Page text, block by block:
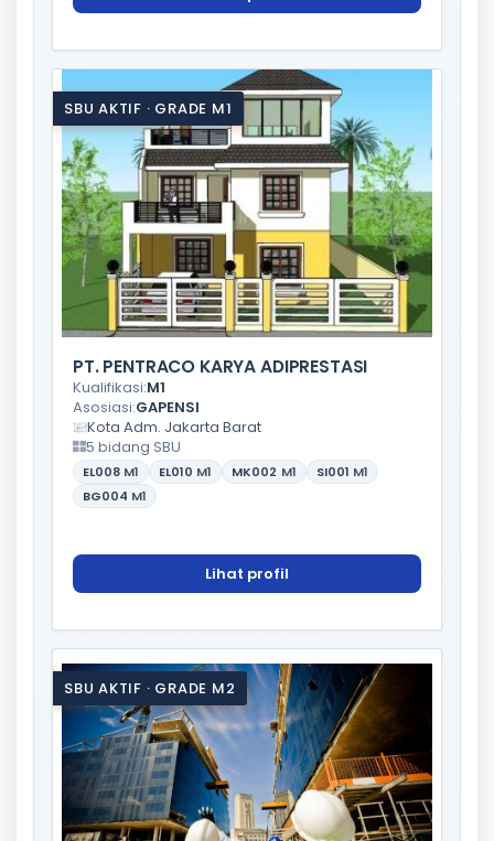
SBU AKTIF · GRADE M1
PT. PENTRACO KARYA ADIPRESTASI
Kualifikasi:M1
Asosiasi:GAPENSI
Kota Adm. Jakarta Barat
5 bidang SBU
EL008 M1 EL010 M1 MK002 M1 SI001 M1
BG004 M1
Lihat profil
SBU AKTIF · GRADE M2